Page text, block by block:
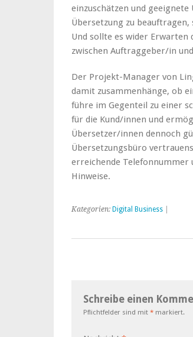
einzuschätzen und
Übersetzung zu
Und sollte es wider
zwischen Auftraggeber/in
Der Projekt-Manager von
damit zusammenhänge, ob
führe im Gegenteil zu einer
für die Kund/innen und
Übersetzer/innen dennoch
Übersetzungsbüro
erreichende
Hinweise.
Kategorien: Digital Business
Schreibe einen
Pflichtfelder sind mit * markiert.